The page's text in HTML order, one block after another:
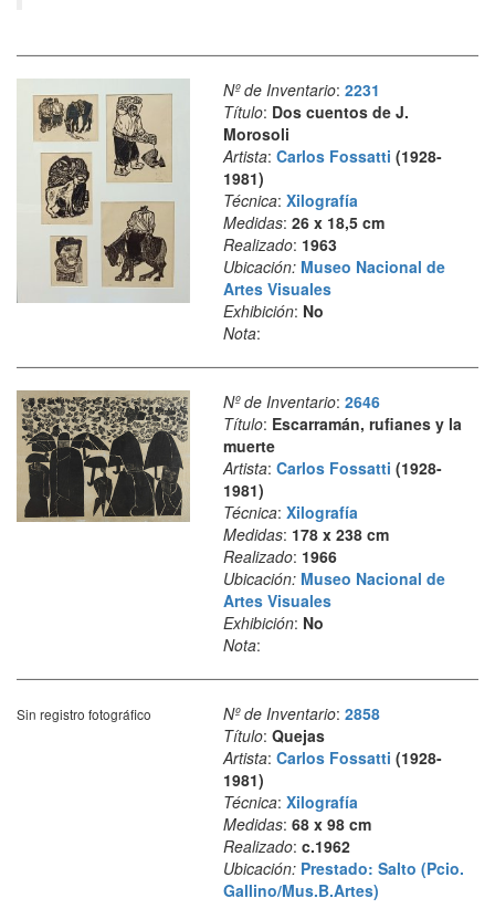
Nº de Inventario: 2231
Título: Dos cuentos de J.
Morosoli
Artista: Carlos Fossatti (1928-
1981)
Técnica: Xilografía
Medidas: 26 x 18,5 cm
Realizado: 1963
Ubicación: Museo Nacional de
Artes Visuales
Exhibición: No
Nota:
Nº de Inventario: 2646
Título: Escarramán, rufianes y la
muerte
Artista: Carlos Fossatti (1928-
1981)
Técnica: Xilografía
Medidas: 178 x 238 cm
Realizado: 1966
Ubicación: Museo Nacional de
Artes Visuales
Exhibición: No
Nota:
Sin registro fotográfico Nº de Inventario: 2858
Título: Quejas
Artista: Carlos Fossatti (1928-
1981)
Técnica: Xilografía
Medidas: 68 x 98 cm
Realizado: c.1962
Ubicación: Prestado: Salto (Pcio.
Gallino/Mus.B.Artes)